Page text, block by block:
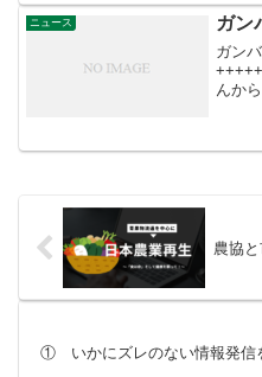
だ。
日：
ニュース ガン
ガン
んか
挽回
農協
① いかにズレのない情報発信